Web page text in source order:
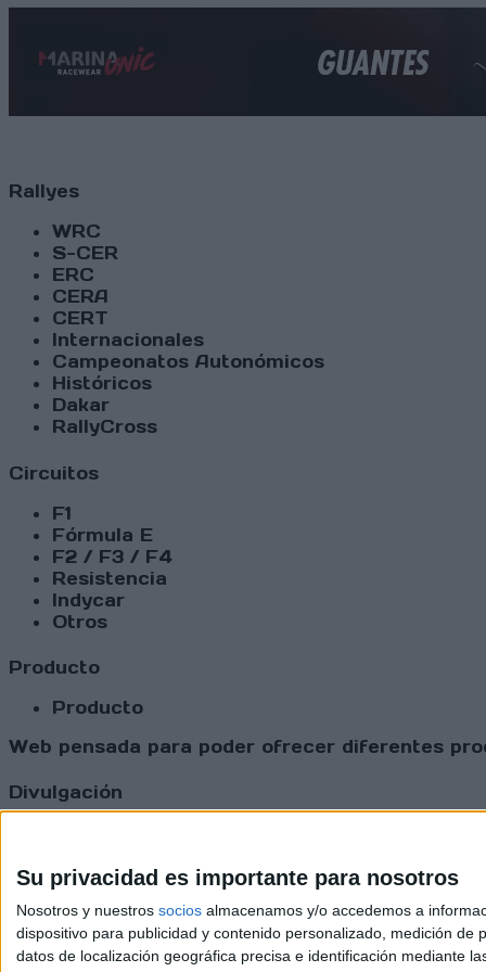
Su privacidad es importante para nosotros
Nosotros y nuestros socios almacenamos y/o accedemos a
dispositivo para publicidad y contenido personalizado, medición
datos de localización geográfica precisa e identificación mediante
Rallyes
WRC
S-CER
ERC
CERA
CERT
Internacionales
Campeonatos Autonómicos
Históricos
Dakar
RallyCross
Circuitos
F1
Fórmula E
F2 / F3 / F4
Resistencia
Indycar
Otros
Producto
Producto
Web pensada para poder ofrecer diferentes
Divulgación
Comunicados
Vídeos (on boards)
Redes Sociales